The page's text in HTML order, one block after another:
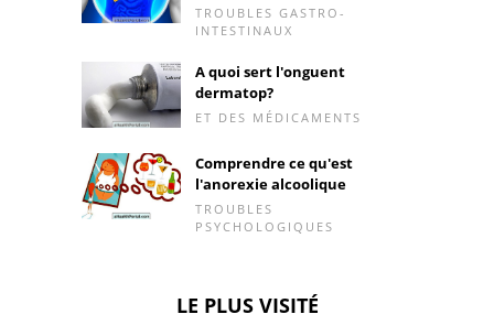
TROUBLES GASTRO-
INTESTINAUX
A quoi sert l'onguent
dermatop?
ET DES MÉDICAMENTS
Comprendre ce qu'est
l'anorexie alcoolique
TROUBLES
PSYCHOLOGIQUES
LE PLUS VISITÉ